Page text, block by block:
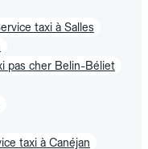
taxi à Salles
pas cher Belin-Béliet
taxi à Canéjan